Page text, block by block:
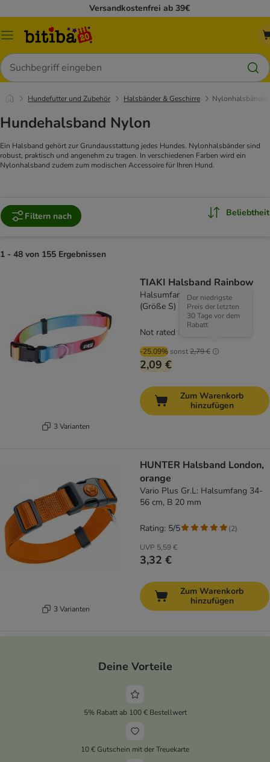
Versandkostenfrei ab 39€
Menü
Suchen
Hundefutter und Zubehör Halsbänder & Geschirre Nylonhalsbänder
Hundehalsband Nylon
Ein Halsband gehört zur Grundausstattung jedes Hundes. Nylonhalsbänder sind
robust, praktisch und angenehm zu tragen. In verschiedenen Farben wird ein
Nylonhalsband zudem zum modischen Accessoire für Ihren Hund.
Filtern nach Beliebtheit
1 - 48 von 155 Ergebnissen
3 Varianten
TIAKI Halsband Rainbow
Halsumfang ca. 25 - 40 cm
(Größe S)
-25.09% sonst2,79 €
Der niedrigste
Preis der letzten
30 Tage vor dem
Rabatt
2,09 €
Not rated
Zum Warenkorb
hinzufügen
3 Varianten
HUNTER Halsband London,
orange
Vario Plus Gr.L: Halsumfang 34-
56 cm, B 20 mm
UVP 5,59 €
3,32 €
Rating: 5/5 (2)
Zum Warenkorb
hinzufügen
Deine Vorteile
5% Rabatt ab 100 € Bestellwert
10 € Gutschein mit der Treuekarte